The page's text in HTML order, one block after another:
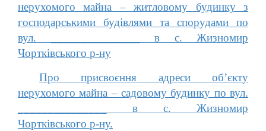
нерухомого майна – житловому будинку з
господарськими будівлями та спорудами по
вул. _______________ в с. Жизномир
Чортківського р-ну
Про присвоєння адреси об’єкту
нерухомого майна – садовому будинку по вул.
_______________ в с. Жизномир
Чортківського р-ну.